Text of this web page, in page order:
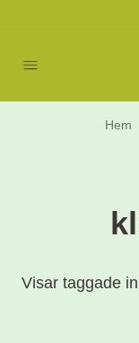
Hem
Visar taggade